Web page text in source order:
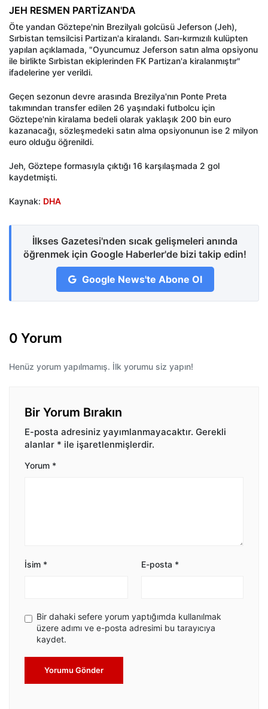
JEH RESMEN PARTİZAN'DA
Öte yandan Göztepe'nin Brezilyalı golcüsü Jeferson (Jeh),
Sırbistan temsilcisi Partizan'a kiralandı. Sarı-kırmızılı kulüpten
yapılan açıklamada, "Oyuncumuz Jeferson satın alma opsiyonu
ile birlikte Sırbistan ekiplerinden FK Partizan'a kiralanmıştır"
ifadelerine yer verildi.
Geçen sezonun devre arasında Brezilya'nın Ponte Preta
takımından transfer edilen 26 yaşındaki futbolcu için
Göztepe'nin kiralama bedeli olarak yaklaşık 200 bin euro
kazanacağı, sözleşmedeki satın alma opsiyonunun ise 2 milyon
euro olduğu öğrenildi.
Jeh, Göztepe formasıyla çıktığı 16 karşılaşmada 2 gol
kaydetmişti.
Kaynak: DHA
İlkses Gazetesi'nden sıcak gelişmeleri anında
öğrenmek için Google Haberler'de bizi takip edin!
Google News'te Abone Ol
0 Yorum
Henüz yorum yapılmamış. İlk yorumu siz yapın!
Bir Yorum Bırakın
E-posta adresiniz yayımlanmayacaktır. Gerekli
alanlar * ile işaretlenmişlerdir.
Yorum *
İsim * E-posta *
Bir dahaki sefere yorum yaptığımda kullanılmak
üzere adımı ve e-posta adresimi bu tarayıcıya
kaydet.
Yorumu Gönder